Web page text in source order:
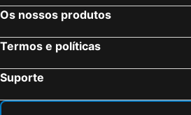
Os nossos produtos
Termos e políticas
Suporte